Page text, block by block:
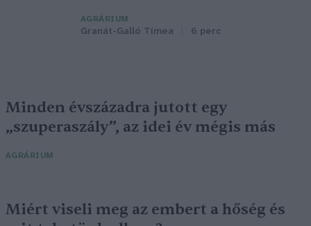
AGRÁRIUM
Granát-Galló Tímea 6 perc
Minden évszázadra jutott egy
„szuperaszály”, az idei év mégis más
AGRÁRIUM
Miért viseli meg az embert a hőség és